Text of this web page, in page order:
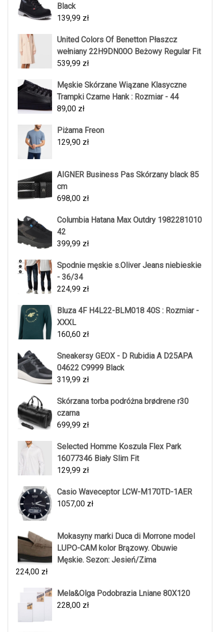
Black
139,99 zł
United Colors Of Benetton Płaszcz
wełniany 22H9DN00O Beżowy Regular Fit
539,99 zł
Męskie Skórzane Wiązane Klasyczne
Trampki Czarne Hank : Rozmiar - 44
89,00 zł
Piżama Freon
129,90 zł
AIGNER Business Pas Skórzany black 85
cm
698,00 zł
Columbia Hatana Max Outdry 1982281010
42
399,99 zł
Spodnie męskie s.Oliver Jeans niebieskie
- 36/34
224,99 zł
Bluza 4F H4L22-BLM018 40S : Rozmiar -
XXXL
160,60 zł
Sneakersy GEOX - D Rubidia A D25APA
04622 C9999 Black
319,99 zł
Skórzana torba podróżna brødrene r30
czarna
699,99 zł
Selected Homme Koszula Flex Park
16077346 Biały Slim Fit
129,99 zł
Casio Waveceptor LCW-M170TD-1AER
1057,00 zł
Mokasyny marki Duca di Morrone model
LUPO-CAM kolor Brązowy. Obuwie
Męskie. Sezon: Jesień/Zima
224,00 zł
Mela&Olga Podobrazia Lniane 80X120
228,00 zł